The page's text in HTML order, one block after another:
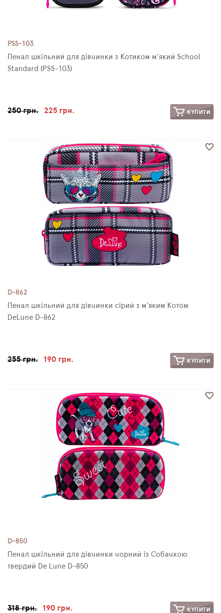
PSS-103
Пенал шкільний для дівчинки з Котиком м'який School
Standard (PSS-103)
250 грн. 225 грн. КУПИТИ
D-862
Пенал шкільний для дівчинки сірий з м'яким Котом
DeLune D-862
255 грн. 190 грн. КУПИТИ
D-850
Пенал шкільний для дівчинки чорний із Собачкою
твердий De Lune D-850
318 грн. 190 грн. КУПИТИ